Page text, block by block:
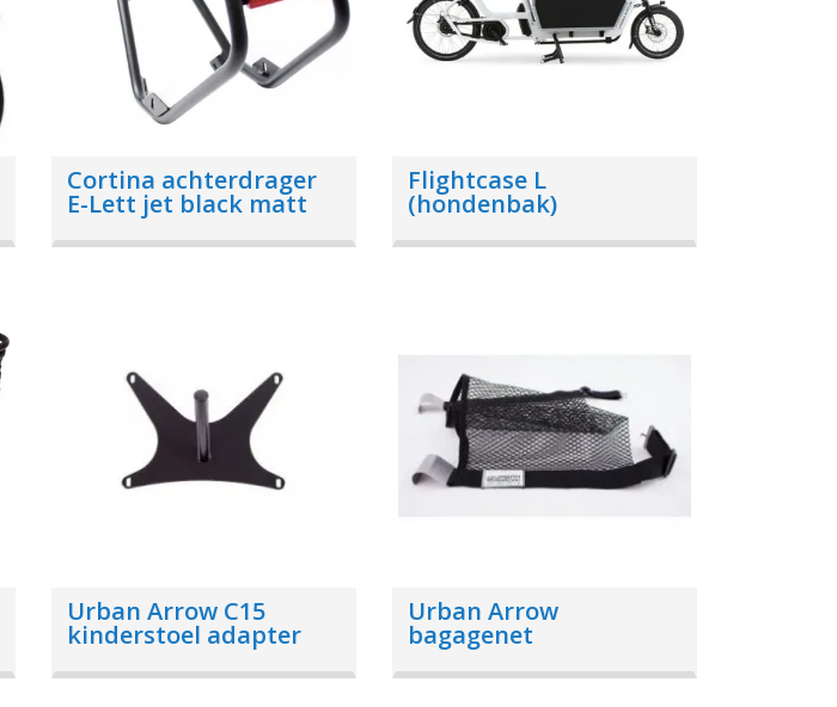
Cortina achterdrager
E-Lett jet black matt
Flightcase L
(hondenbak)
Urban Arrow C15
kinderstoel adapter
Urban Arrow
bagagenet